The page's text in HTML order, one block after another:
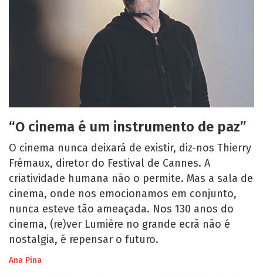
“O cinema é um instrumento de paz”
O cinema nunca deixará de existir, diz-nos Thierry
Frémaux, diretor do Festival de Cannes. A
criatividade humana não o permite. Mas a sala de
cinema, onde nos emocionamos em conjunto,
nunca esteve tão ameaçada. Nos 130 anos do
cinema, (re)ver Lumière no grande ecrã não é
nostalgia, é repensar o futuro.
Ana Pina